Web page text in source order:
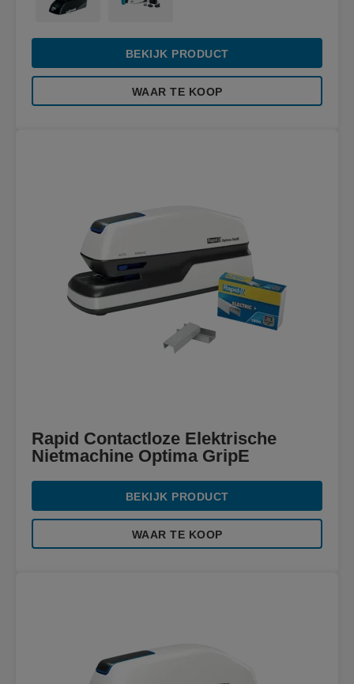
BEKIJK PRODUCT
WAAR TE KOOP
Rapid Contactloze Elektrische
Nietmachine Optima GripE
BEKIJK PRODUCT
WAAR TE KOOP